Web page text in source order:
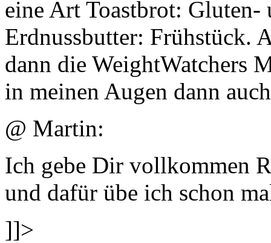
eine Art Toastbrot:
Erdnussbutter: Frühstück.
dann die WeightWatchers
in meinen Augen dann
@ Martin:
Ich gebe Dir vollkommen
und dafür übe ich schon
]]>